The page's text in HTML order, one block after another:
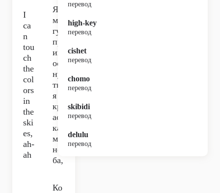
I
ca
n
tou
ch
the
col
ors
in
the
ski
es,
ah-
ah
Я
мо
гу
пр
ик
ос
ну
тьс
я к
кр
ас
ка
м
не
ба,
Ко
перевод
high-key
перевод
cishet
перевод
chomo
перевод
skibidi
перевод
delulu
перевод